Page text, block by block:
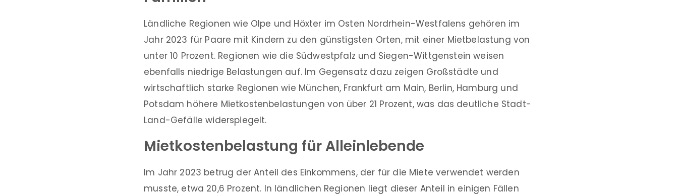
Ländliche Regionen wie Olpe und Höxter im Osten Nordrhein-Westfalens gehören im
Jahr 2023 für Paare mit Kindern zu den günstigsten Orten, mit einer Mietbelastung von
unter 10 Prozent. Regionen wie die Südwestpfalz und Siegen-Wittgenstein weisen
ebenfalls niedrige Belastungen auf. Im Gegensatz dazu zeigen Großstädte und
wirtschaftlich starke Regionen wie München, Frankfurt am Main, Berlin, Hamburg und
Potsdam höhere Mietkostenbelastungen von über 21 Prozent, was das deutliche Stadt-
Land-Gefälle widerspiegelt.
Mietkostenbelastung für Alleinlebende
Im Jahr 2023 betrug der Anteil des Einkommens, der für die Miete verwendet werden
musste, etwa 20,6 Prozent. In ländlichen Regionen liegt dieser Anteil in einigen Fällen